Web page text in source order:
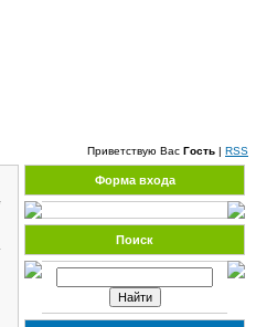
Приветствую Вас Гость | RSS
Форма входа
Поиск